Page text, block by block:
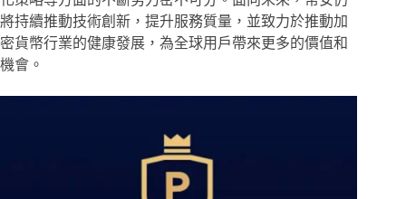
將持續推動技術創新，提升服務質量，並致力於推動加
密貨幣行業的健康發展，為全球用戶帶來更多的價值和
機會。